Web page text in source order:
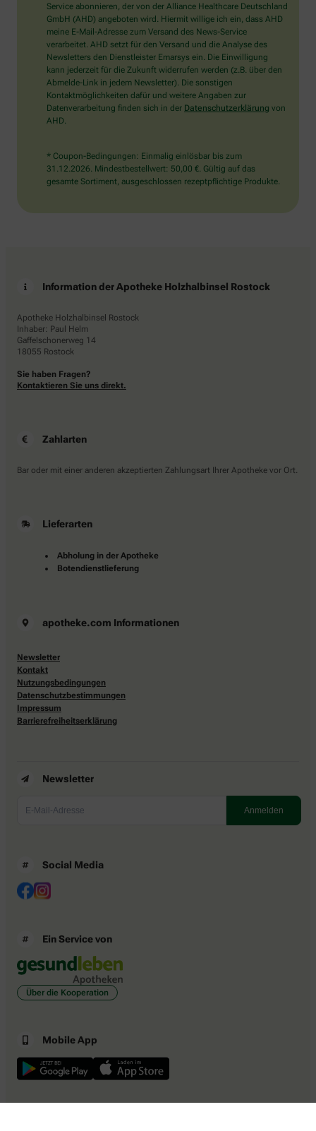
Dann
wählen
Sie
bitte
die
Tasse.
Service abonnieren, der von der Alliance Healthcare Deutschland
GmbH (AHD) angeboten wird. Hiermit willige ich ein, dass AHD
meine E-Mail-Adresse zum Versand des News-Service
verarbeitet. AHD setzt für den Versand und die Analyse des
Newsletters den Dienstleister Emarsys ein. Die Einwilligung
kann jederzeit für die Zukunft widerrufen werden (z.B. über den
Abmelde-Link in jedem Newsletter). Die sonstigen
Kontaktmöglichkeiten dafür und weitere Angaben zur
Datenverarbeitung finden sich in der Datenschutzerklärung von
AHD.
* Coupon-Bedingungen: Einmalig einlösbar bis zum
31.12.2026. Mindestbestellwert: 50,00 €. Gültig auf das
gesamte Sortiment, ausgeschlossen rezeptpflichtige Produkte.
Information der Apotheke Holzhalbinsel Rostock
Apotheke Holzhalbinsel Rostock
Inhaber: Paul Helm
Gaffelschonerweg 14
18055 Rostock
Sie haben Fragen?
Kontaktieren Sie uns direkt.
Zahlarten
Bar oder mit einer anderen akzeptierten Zahlungsart Ihrer Apotheke vor Ort.
Lieferarten
Abholung in der Apotheke
Botendienstlieferung
apotheke.com Informationen
Newsletter
Kontakt
Nutzungsbedingungen
Datenschutzbestimmungen
Impressum
Barrierefreiheitserklärung
Newsletter
Social Media
Ein Service von
Über die Kooperation
Mobile App